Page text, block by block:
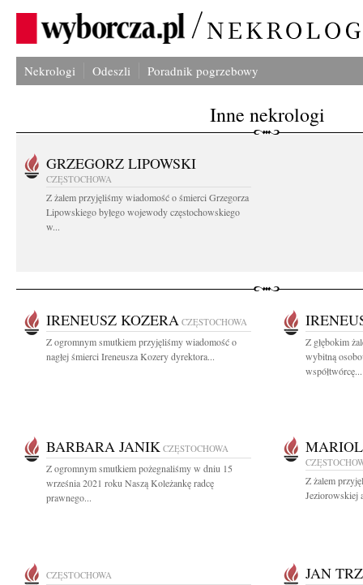
Nekrologi Odeszli Poradnik pogrzebowy
Inne nekrologi
GRZEGORZ LIPOWSKI
CZĘSTOCHOWA
Z żalem przyjęliśmy wiadomość o śmierci Grzegorza
Lipowskiego byłego wojewody częstochowskiego
w...
IRENEUSZ KOZERA CZĘSTOCHOWA
Z ogromnym smutkiem przyjęliśmy wiadomość o
nagłej śmierci Ireneusza Kozery dyrektora...
Z głębokim
wybitną
współtwórcę...
BARBARA JANIK CZĘSTOCHOWA
Z ogromnym smutkiem pożegnaliśmy w dniu 15
września 2021 roku Naszą Koleżankę radcę
prawnego...
Z żalem
Jeziorowskiej
CZĘSTOCHOWA JAN